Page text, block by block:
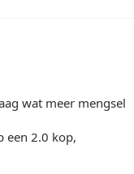
wat meer mengsel
een 2.0 kop,